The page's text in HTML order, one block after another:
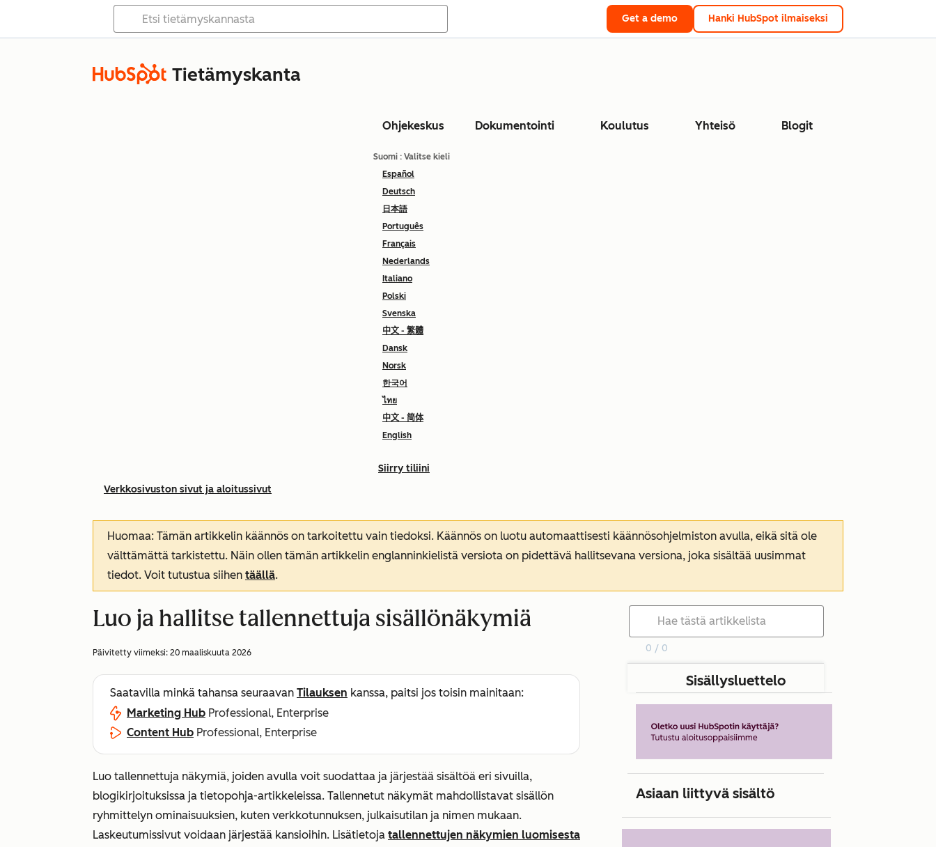
Get a demo Hanki HubSpot ilmaiseksi
Tietämyskanta
Ohjekeskus Dokumentointi Koulutus Yhteisö Blogit
Suomi : Valitse kieli
Español
Deutsch
日本語
Português
Français
Nederlands
Italiano
Polski
Svenska
中文 - 繁體
Dansk
Norsk
한국어
ไทย
中文 - 简体
English
Siirry tiliini
Verkkosivuston sivut ja aloitussivut
Huomaa: Tämän artikkelin käännös on tarkoitettu vain tiedoksi. Käännös on luotu automaattisesti käännösohjelmiston avulla, eikä sitä ole
välttämättä tarkistettu. Näin ollen tämän artikkelin englanninkielistä versiota on pidettävä hallitsevana versiona, joka sisältää uusimmat
tiedot. Voit tutustua siihen täällä.
Luo ja hallitse tallennettuja sisällönäkymiä
Päivitetty viimeksi: 20 maaliskuuta 2026
Saatavilla minkä tahansa seuraavan Tilauksen kanssa, paitsi jos toisin mainitaan:
Marketing Hub Professional, Enterprise
Content Hub Professional, Enterprise
Luo tallennettuja näkymiä, joiden avulla voit suodattaa ja järjestää sisältöä eri sivuilla,
blogikirjoituksissa ja tietopohja-artikkeleissa. Tallennetut näkymät mahdollistavat sisällön
ryhmittelyn ominaisuuksien, kuten verkkotunnuksen, julkaisutilan ja nimen mukaan.
Laskeutumissivut voidaan järjestää kansioihin. Lisätietoja tallennettujen näkymien luomisesta
0 / 0
Sisällysluettelo
Asiaan liittyvä sisältö